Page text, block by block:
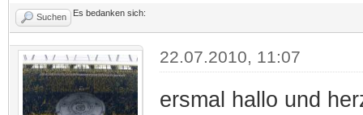
Suchen Es bedanken sich:
22.07.2010, 11:07
ersmal hallo und